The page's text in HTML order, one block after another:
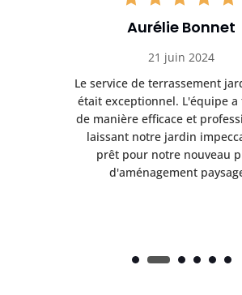
Aurélie Bonnet
21 juin 2024
Le service de terrassement
était exceptionnel. L'équipe a
de manière efficace et
laissant notre jardin
prêt pour notre nouveau
d'aménagement